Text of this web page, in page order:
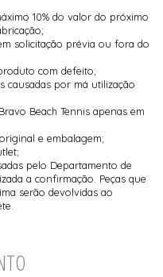
10% do valor do próximo
solicitação prévia ou fora do
com defeito;
causadas por má utilização
Beach Tennis apenas em
e embalagem;
pelo Departamento de
a confirmação. Peças que
serão devolvidas ao